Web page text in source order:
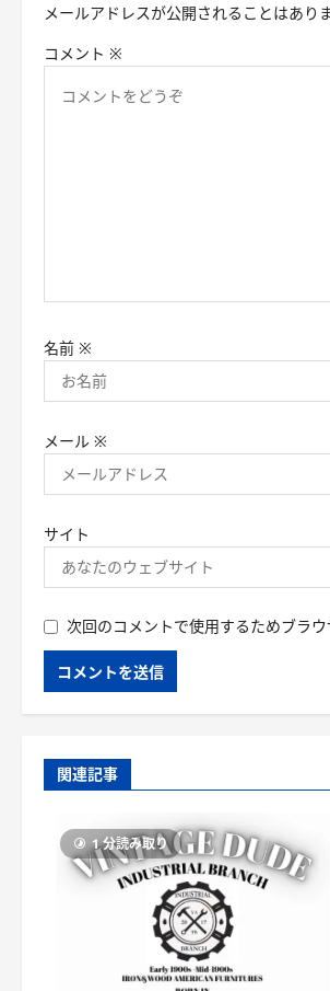
ョ
メールアドレスが公開されることはあり
コメント ※
名前 ※
メール ※
サイト
次回のコメントで使用するためブラ
関連記事
1 分読み取り